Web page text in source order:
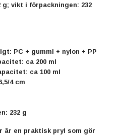
g; vikt i förpackningen: 232
PC + gummi + nylon + PP
ca 200 ml
ca 100 ml
4 cm
232 g
är en praktisk pryl som gör